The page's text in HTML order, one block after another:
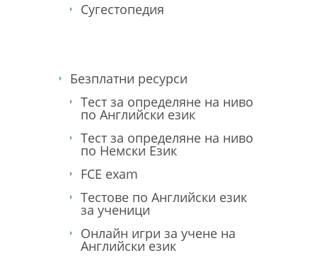
Сугестопедия
Безплатни ресурси
Тест за определяне на ниво
по Английски език
Тест за определяне на ниво
по Немски Език
FCE exam
Тестове по Английски език
за ученици
Онлайн игри за учене на
Английски език